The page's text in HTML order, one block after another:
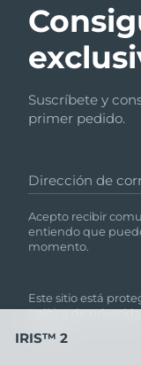
Suscríbete y
primer pedido.
Dirección de
Acepto recibir
entiendo que
momento.
Este sitio está
Política de
IRIS™ 2